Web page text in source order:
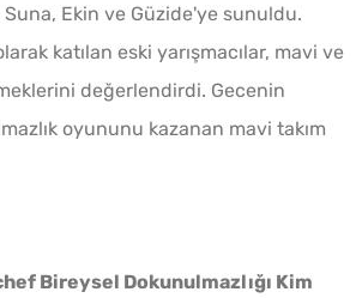
Suna, Ekin ve Güzide'ye sunuldu.
katılan eski yarışmacılar, mavi ve
değerlendirdi. Gecenin
oyununu kazanan mavi takım
Bireysel Dokunulmazlığı Kim